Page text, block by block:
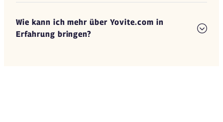
Wie kann ich mehr über Yovite.com in
Erfahrung bringen?